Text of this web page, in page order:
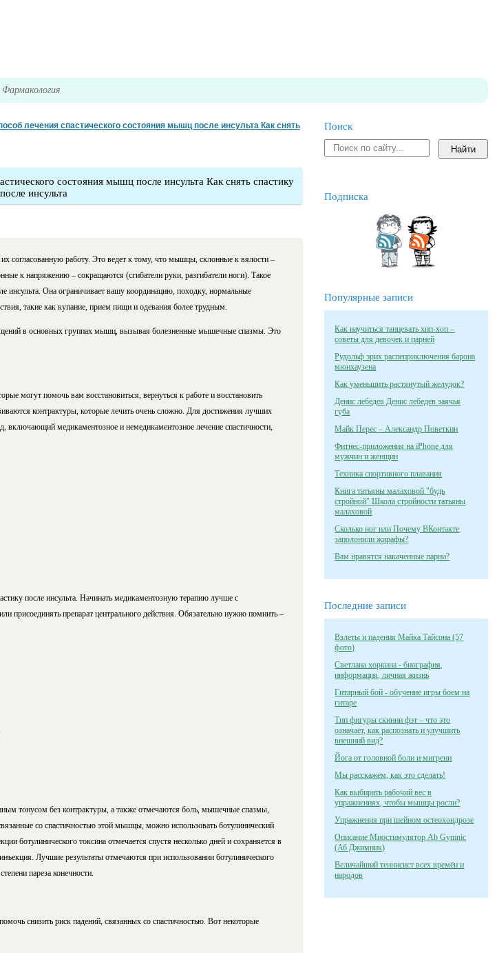
Фармакология
лечения спастического состояния мышц после инсульта Как снять
состояния мышц после инсульта Как снять спастику
после инсульта
работу. Это ведет к тому, что мышцы, склонные к вялости –
к напряжению – сокращаются (сгибатели руки, разгибатели ноги). Такое
инсульта. Онаограничивает вашу координацию, походку, нормальные
такие как купание, прием пищи и одевания более трудным.
в основных группах мышц, вызывая болезненные мышечные спазмы. Это
могут помочь вам восстановиться, вернуться к работе и восстановить
контрактуры, которые лечить очень сложно. Для достижения лучших
включающий медикаментозное и немедикаментозное лечение спастичности,
после инсульта. Начинать медикаментозную терапию лучше с
присоединять препарат центрального действия. Обязательно нужно помнить –
тонусом без контрактуры, а также отмечаются боль, мышечные спазмы,
со спастичностью этой мышцы, можно использовать ботулинический
ботулинического токсина отмечается спустя несколько дней и сохраняется в
Лучшие результаты отмечаются при использовании ботулинического
пареза конечности.
снизить риск падений, связанных со спастичностью. Вот некоторые
Поиск
Подписка
Популярные записи
Как научиться танцевать хип-хоп –
советы для девочек и парней
Рудольф эрих распеприключения барона
мюнхаузена
Как уменьшить растянутый желудок?
Денис лебедев Денис лебедев заячья
губа
Майк Перес – Александр Поветкин
Фитнес-приложения на iPhone для
мужчин и женщин
Техника спортивного плавания
Книга татьяны малаховой "будь
стройной" Школа стройности татьяны
малаховой
Сколько ног или Почему ВКонтакте
заполонили жирафы?
Вам нравятся накаченные парни?
Последние записи
Взлеты и падения Майка Тайсона (57
фото)
Светлана хоркина - биография,
информация, личная жизнь
Гитарный бой - обучение игры боем на
гитаре
Тип фигуры скинни фэт – что это
означает, как распознать и улучшить
внешний вид?
Йога от головной боли и мигрени
Мы расскажем, как это сделать!
Как выбирать рабочий вес в
упражнениях, чтобы мышцы росли?
Упражнения при шейном остеохондрозе
Описание Миостимулятор Ab Gymnic
(Аб Джимник)
Величайший теннисист всех времён и
народов